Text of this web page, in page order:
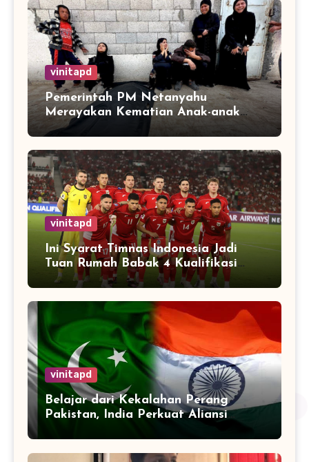
vinitapd
Pemerintah PM Netanyahu
Merayakan Kematian Anak-anak
Gaza
vinitapd
Ini Syarat Timnas Indonesia Jadi
Tuan Rumah Babak 4 Kualifikasi
Piala Dunia 2026
vinitapd
Belajar dari Kekalahan Perang
Pakistan, India Perkuat Aliansi